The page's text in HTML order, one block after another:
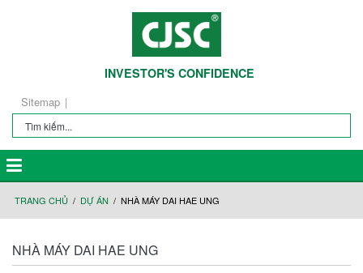
INVESTOR'S CONFIDENCE
Sitemap
TRANG CHỦ DỰ ÁN NHÀ MÁY DAI HAE UNG
NHÀ MÁY DAI HAE UNG